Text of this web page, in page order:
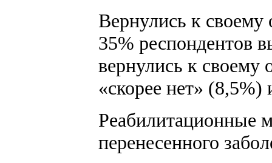
Вернулись к
35% респондентов
вернулись к
«скорее нет»
Реабилитационные
перенесенного